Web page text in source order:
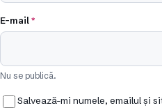
E-mail*
Nu se publică.
Salvează-mi numele, emailul și